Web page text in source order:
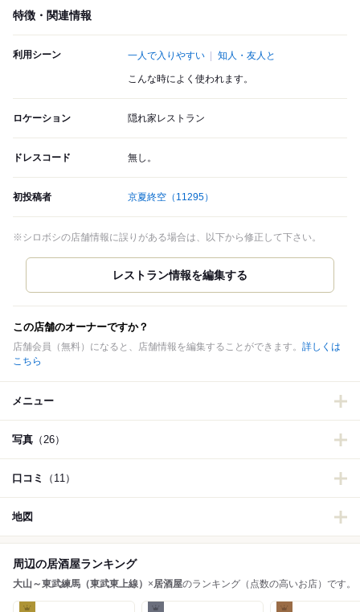
特徴・関連情報
利用シーン 一人で入りやすい 知人・友人と
こんな時によく使われます。
ロケーション 隠れ家レストラン
ドレスコード 無し。
初投稿者 京夏終空 （11295）
※シロボシの店舗情報に誤りがある場合は、以下から修正して下さい。
この店舗のオーナーですか？
店舗会員（無料）になると、店舗情報を編集することができます。 詳しくは
こちら
メニュー
写真 （26）
口コミ （11）
地図
周辺の居酒屋ランキング
大山～東武練馬（東武東上線） ×居酒屋のランキング（点数の高いお店）です。